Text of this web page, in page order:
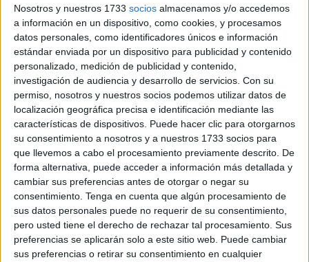
Nosotros y nuestros 1733 socios almacenamos y/o accedemos
a información en un dispositivo, como cookies, y procesamos
datos personales, como identificadores únicos e información
estándar enviada por un dispositivo para publicidad y contenido
personalizado, medición de publicidad y contenido,
investigación de audiencia y desarrollo de servicios. Con su
permiso, nosotros y nuestros socios podemos utilizar datos de
localización geográfica precisa e identificación mediante las
características de dispositivos. Puede hacer clic para otorgarnos
su consentimiento a nosotros y a nuestros 1733 socios para
que llevemos a cabo el procesamiento previamente descrito. De
forma alternativa, puede acceder a información más detallada y
cambiar sus preferencias antes de otorgar o negar su
consentimiento. Tenga en cuenta que algún procesamiento de
sus datos personales puede no requerir de su consentimiento,
pero usted tiene el derecho de rechazar tal procesamiento. Sus
preferencias se aplicarán solo a este sitio web. Puede cambiar
sus preferencias o retirar su consentimiento en cualquier
DAUBMA.
La reciente reacción de la Consejería de Medio Ambiente
ante ladenuncia publicada por El Farosobre la “poda
salvaje” en San Amaro—afirmando que dicha actuación
no estaba autorizada y que se iniciará un expediente
sancionador— pone de manifiesto una realidad difícil de
ignorar: cuando la denuncia aparece en los medios, la
Consejería actúa con rapidez; cuando la denuncia se
presenta por los cauces oficiales, la respuesta es el
silencio.
Desde DAUBMA queremos trasladar a la ciudadanía ceutí
nuestra profunda preocupación por esta doble vara de
medir.